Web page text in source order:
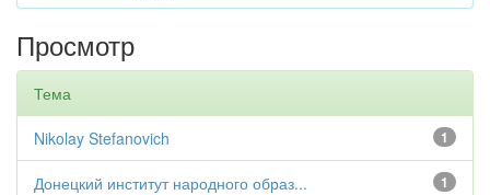
Просмотр
Тема
1
Nikolay Stefanovich
1
Донецкий институт народного образ...